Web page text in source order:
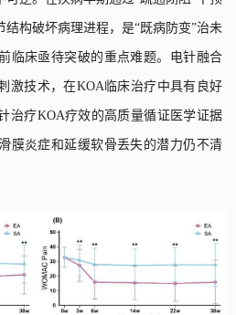
构破坏病理进程，是“既病防变”治未
临床亟待突破的重点难题。电针融合
激技术，在KOA临床治疗中具有良好
治疗KOA疗效的高质量循证医学证据
膜炎症和延缓软骨丢失的潜力仍不清